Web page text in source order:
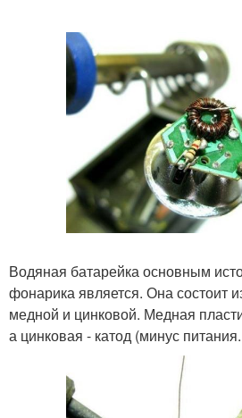
Водяная батарейка основным
фонарика является. Она состоит
медной и цинковой. Медная
а цинковая - катод (минус питания.